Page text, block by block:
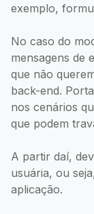
exemplo,
No caso do
mensagens de
que não
back-end.
nos cenários
que podem
A partir daí,
usuária, ou
aplicação.